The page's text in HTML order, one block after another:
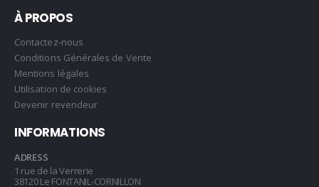
À PROPOS
Contactez-nous
Conditions Générales de Vente
Mentions légales
Utilisation de cookies
Devenir revendeur
INFORMATIONS
ADRESS
1 rue de la Verrerie
38120 Le FONTANIL-CORNILLON